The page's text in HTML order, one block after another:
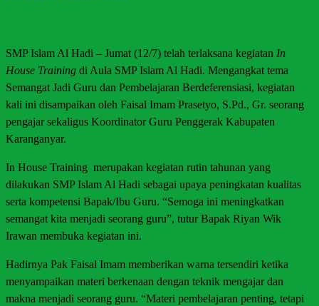
SMP Islam Al Hadi – Jumat (12/7) telah terlaksana kegiatan In
House Training di Aula SMP Islam Al Hadi. Mengangkat tema
Semangat Jadi Guru dan Pembelajaran Berdeferensiasi, kegiatan
kali ini disampaikan oleh Faisal Imam Prasetyo, S.Pd., Gr. seorang
pengajar sekaligus Koordinator Guru Penggerak Kabupaten
Karanganyar.
In House Training merupakan kegiatan rutin tahunan yang
dilakukan SMP Islam Al Hadi sebagai upaya peningkatan kualitas
serta kompetensi Bapak/Ibu Guru. “Semoga ini meningkatkan
semangat kita menjadi seorang guru”, tutur Bapak Riyan Wik
Irawan membuka kegiatan ini.
Hadirnya Pak Faisal Imam memberikan warna tersendiri ketika
menyampaikan materi berkenaan dengan teknik mengajar dan
makna menjadi seorang guru. “Materi pembelajaran penting, tetapi